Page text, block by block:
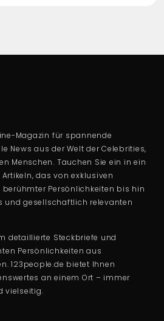
Magazin für spannende
News aus der Welt der Celebrities,
Menschen. Tauchen Sie ein in ein
das von exklusiven
berühmter Persönlichkeiten bis hin
und gesellschaftlich relevanten
detaillierte Steckbriefe und
Persönlichkeiten aus
123people.de bietet Ihnen
an einem Ort – immer
vielseitig.